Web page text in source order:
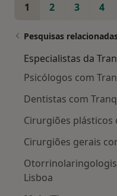
1 2 3 4
Pesquisas
Especialistas da
Psicólogos com
Dentistas com
Cirurgiões plásticos
Cirurgiões gerais
Lisboa